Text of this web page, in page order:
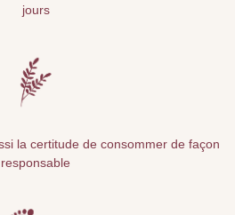
jours
la certitude de consommer de façon
responsable